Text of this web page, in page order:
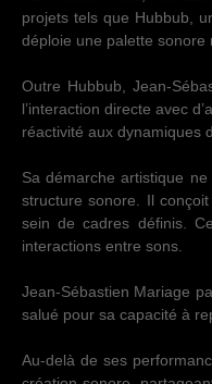
projets tels que Hubbub,
déploie une palette
Outre Hubbub, Jean-
l’interaction directe avec
réactivité aux dynamiques
Sa démarche artistique
structure sonore. Il
sein de cadres définis.
interactions entre sons.
Jean-Sébastien Mariage
salué pour sa capacité à
Au-delà de ses